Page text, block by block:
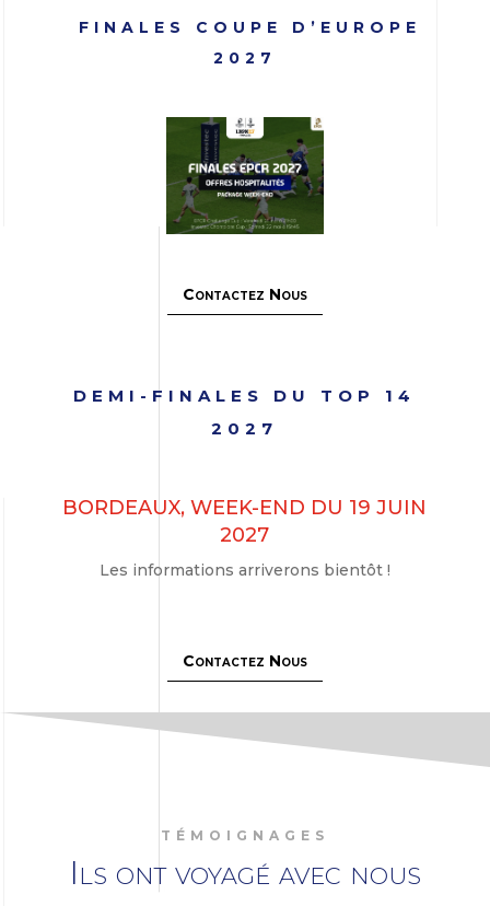
FINALES COUPE D’EUROPE
2027
Contactez Nous
DEMI-FINALES DU TOP 14
2027
BORDEAUX, WEEK-END DU 19 JUIN
2027
Les informations arriverons bientôt !
Contactez Nous
TÉMOIGNAGES
Ils ont voyagé avec nous